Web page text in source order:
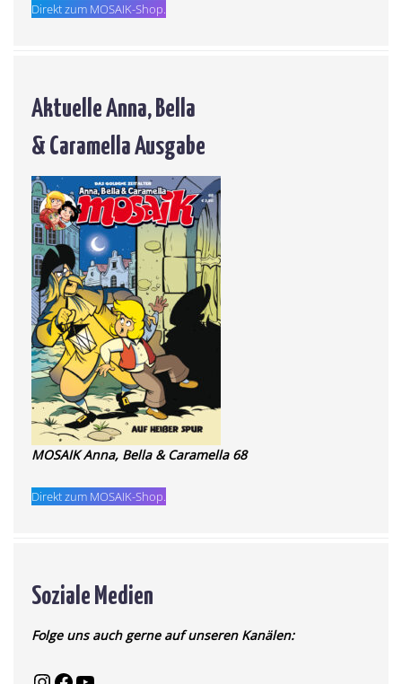
Direkt zum MOSAIK-Shop.
Aktuelle Anna, Bella
& Caramella Ausgabe
MOSAIK Anna, Bella & Caramella 68
Direkt zum MOSAIK-Shop.
Soziale Medien
Folge uns auch gerne auf unseren Kanälen: